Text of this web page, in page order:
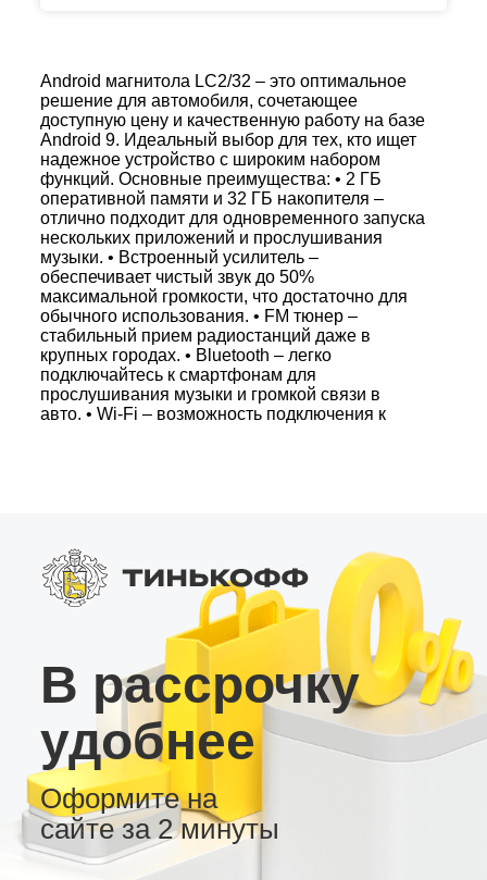
Android магнитола LC2/32 – это оптимальное
решение для автомобиля, сочетающее
доступную цену и качественную работу на базе
Android 9. Идеальный выбор для тех, кто ищет
надежное устройство с широким набором
функций. Основные преимущества: • 2 ГБ
оперативной памяти и 32 ГБ накопителя –
отлично подходит для одновременного запуска
нескольких приложений и прослушивания
музыки. • Встроенный усилитель –
обеспечивает чистый звук до 50%
максимальной громкости, что достаточно для
обычного использования. • FM тюнер –
стабильный прием радиостанций даже в
крупных городах. • Bluetooth – легко
подключайтесь к смартфонaм для
прослушивания музыки и громкой связи в
авто. • Wi-Fi – возможность подключения к
заднего вида и видеорегистратора для полной
безопасности. • Возможность подключения
внешнего усилителя для фронтальных
динамиков или сабвуфера. • Множество тем
рабочего стола для персональной настройки
интерфейса. Купите Android магнитолу LC2/32
и получите сочетание функциональности и
доступной цены – оптимальное решение для
современного автомобиля.
В рассрочку
удобнее
Оформите на
сайте за 2 минуты